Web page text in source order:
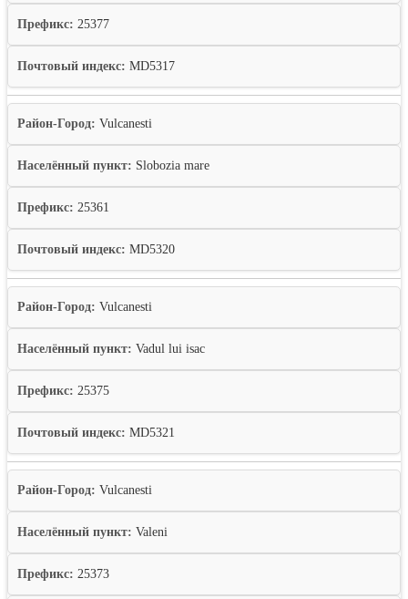
Префикс: 25377
Почтовый индекс: MD5317
Район-Город: Vulcanesti
Населённый пункт: Slobozia mare
Префикс: 25361
Почтовый индекс: MD5320
Район-Город: Vulcanesti
Населённый пункт: Vadul lui isac
Префикс: 25375
Почтовый индекс: MD5321
Район-Город: Vulcanesti
Населённый пункт: Valeni
Префикс: 25373